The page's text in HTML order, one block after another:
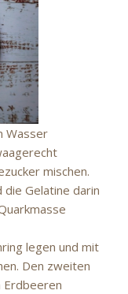
Wasser
mischen.
die Gelatine darin
legen und mit
Den zweiten
Erdbeeren